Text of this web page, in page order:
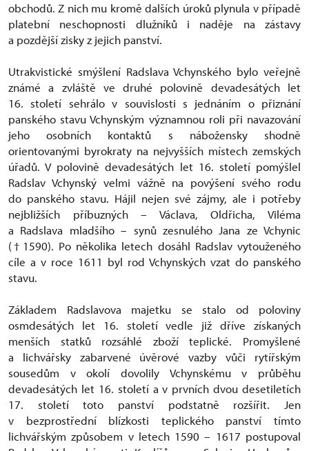
obchodů. Z nich mu kromě dalších úroků plynula v případě
platební neschopnosti dlužníků i naděje na zástavy
a pozdější zisky z jejich panství.
Utrakvistické smýšlení Radslava Vchynského bylo veřejně
známé a zvláště ve druhé polovině devadesátých let
16. století sehrálo v souvislosti s jednáním o přiznání
panského stavu Vchynským významnou roli při navazování
jeho osobních kontaktů s nábožensky shodně
orientovanými byrokraty na nejvyšších místech zemských
úřadů. V polovině devadesátých let 16. století pomýšlel
Radslav Vchynský velmi vážně na povýšení svého rodu
do panského stavu. Hájil nejen své zájmy, ale i potřeby
nejbližších příbuzných – Václava, Oldřicha, Viléma
a Radslava mladšího – synů zesnulého Jana ze Vchynic
(†1590). Po několika letech dosáhl Radslav vytouženého
cíle a v roce 1611 byl rod Vchynských vzat do panského
stavu.
Základem Radslavova majetku se stalo od poloviny
osmdesátých let 16. století vedle již dříve získaných
menších statků rozsáhlé zboží teplické. Promyšlené
a lichvářsky zabarvené úvěrové vazby vůči rytířským
sousedům v okolí dovolily Vchynskému v průběhu
devadesátých let 16. století a v prvních dvou desetiletích
17. století toto panství podstatně rozšířit. Jen
v bezprostřední blízkosti teplického panství tímto
lichvářským způsobem v letech 1590 – 1617 postupoval